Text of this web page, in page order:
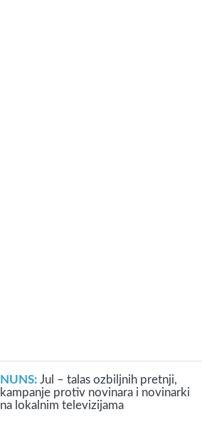
NUNS:Jul – talas ozbiljnih pretnji,
kampanje protiv novinara i novinarki
na lokalnim televizijama